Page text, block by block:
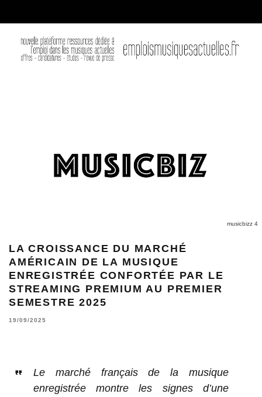
musicbizz 4
LA CROISSANCE DU MARCHÉ
AMÉRICAIN DE LA MUSIQUE
ENREGISTRÉE CONFORTÉE PAR LE
STREAMING PREMIUM AU PREMIER
SEMESTRE 2025
19/09/2025
Le marché français de la musique
enregistrée montre les signes d’une